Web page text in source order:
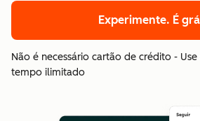
Experimente. É
Não é necessário cartão de crédito -
tempo ilimitado